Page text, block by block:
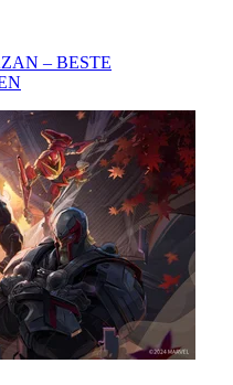
– BESTE